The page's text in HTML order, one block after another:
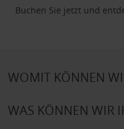
Buchen Sie jetzt und
WOMIT KÖNNEN
WAS KÖNNEN WIR